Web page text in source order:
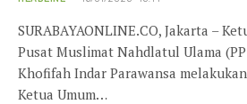
SURABAYAONLINE.CO, Jakarta –
Pusat Muslimat Nahdlatul Ulama
Khofifah Indar Parawansa
Ketua Umum…